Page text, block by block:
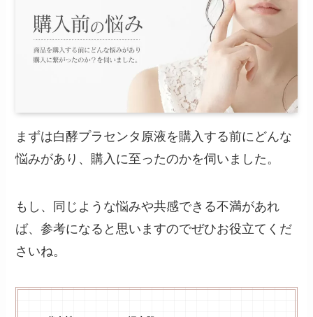
まずは白酵プラセンタ原液を購入する前にどんな
悩みがあり、購入に至ったのかを伺いました。
もし、同じような悩みや共感できる不満があれ
ば、参考になると思いますのでぜひお役立てくだ
さいね。